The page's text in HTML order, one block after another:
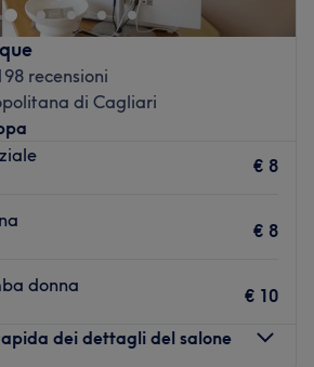
recensioni
di Cagliari
€ 8
€ 8
donna
€ 10
dei dettagli del salone